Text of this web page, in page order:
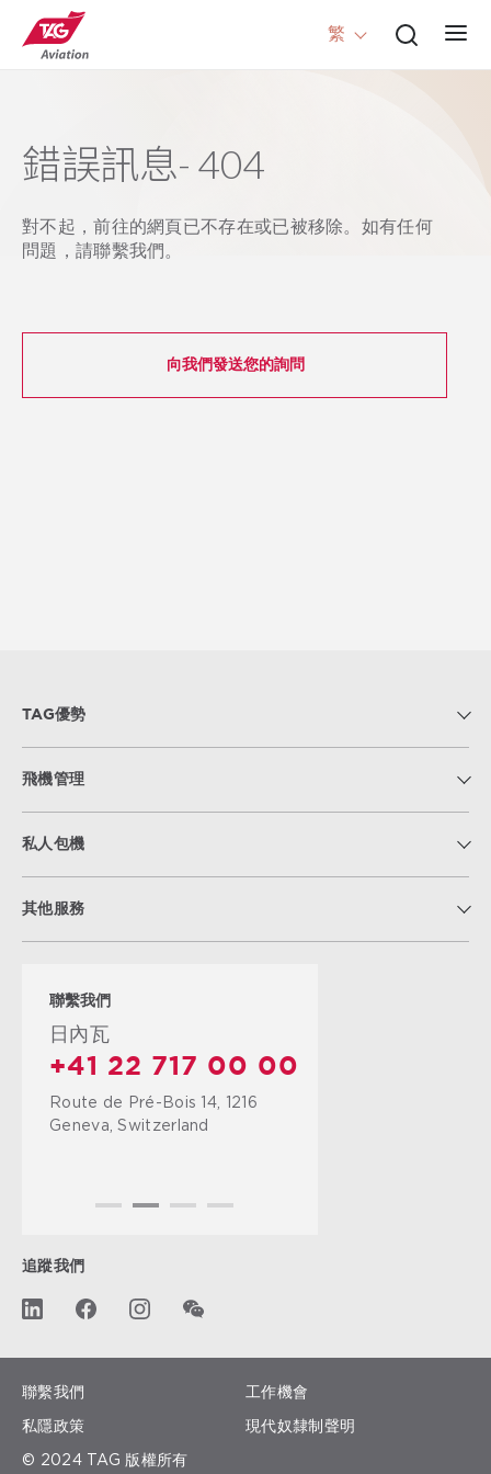
繁
錯誤訊息- 404
對不起，前往的網頁已不存在或已被移除。如有任何
問題，請聯繫我們。
向我們發送您的詢問
TAG優勢
飛機管理
私人包機
其他服務
聯繫我們
日內瓦
+41 22 717 00 00
Route de Pré-Bois 14, 1216
Geneva, Switzerland
追蹤我們
聯繫我們 工作機會
私隱政策 現代奴隸制聲明
© 2024 TAG 版權所有